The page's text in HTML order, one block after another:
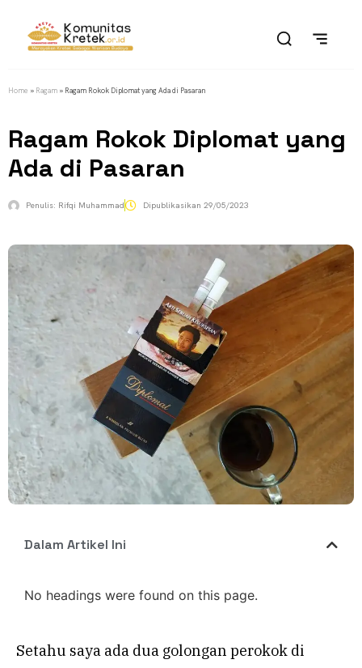
Home » Ragam » Ragam Rokok Diplomat yang Ada di Pasaran
Ragam Rokok Diplomat yang
Ada di Pasaran
Penulis: Rifqi Muhammad Dipublikasikan 29/05/2023
Dalam Artikel Ini
No headings were found on this page.
Setahu saya ada dua golongan perokok di